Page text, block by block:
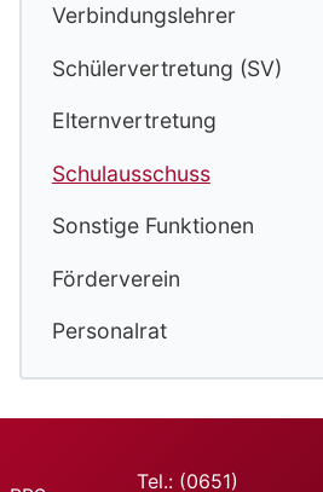
Verbindungslehrer
Schülervertretung (SV)
Elternvertretung
Schulausschuss
Sonstige Funktionen
Förderverein
Personalrat
Tel.: (0651)